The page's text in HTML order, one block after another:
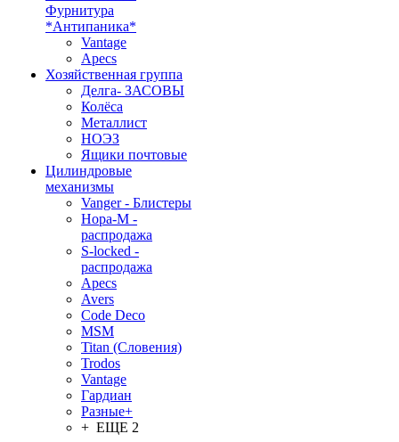
Фурнитура
*Антипаника*
Vantage
Apecs
Хозяйственная группа
Делга- ЗАСОВЫ
Колёса
Металлист
НОЭЗ
Ящики почтовые
Цилиндровые
механизмы
Vanger - Блистеры
Нора-М -
распродажа
S-locked -
распродажа
Apecs
Avers
Code Deco
MSM
Titan (Словения)
Trodos
Vantage
Гардиан
Разные+
+ ЕЩЕ 2